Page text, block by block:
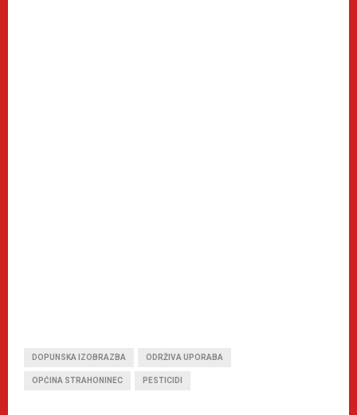
DOPUNSKA IZOBRAZBA ODRŽIVA UPORABA
OPĆINA STRAHONINEC PESTICIDI